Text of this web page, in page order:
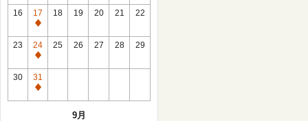
館
常
休
館
16
17
通
常
休
館
18 19 20 21 22
23
24
通
常
休
館
25 26 27 28 29
30
31
通
9月